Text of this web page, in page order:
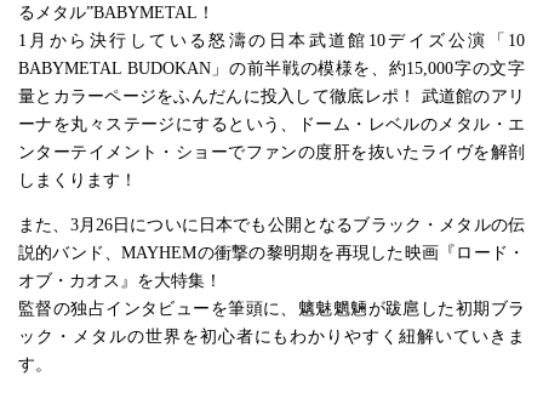
るメタル”BABYMETAL！
1月から決行している怒濤の日本武道館10デイズ公演「10
BABYMETAL BUDOKAN」の前半戦の模様を、約15,000字の文字
量とカラーページをふんだんに投入して徹底レポ！ 武道館のアリ
ーナを丸々ステージにするという、ドーム・レベルのメタル・エ
ンターテイメント・ショーでファンの度肝を抜いたライヴを解剖
しまくります！
また、3月26日についに日本でも公開となるブラック・メタルの伝
説的バンド、MAYHEMの衝撃の黎明期を再現した映画『ロード・
オブ・カオス』を大特集！
監督の独占インタビューを筆頭に、魑魅魍魎が跋扈した初期ブラ
ック・メタルの世界を初心者にもわかりやすく紐解いていきま
す。